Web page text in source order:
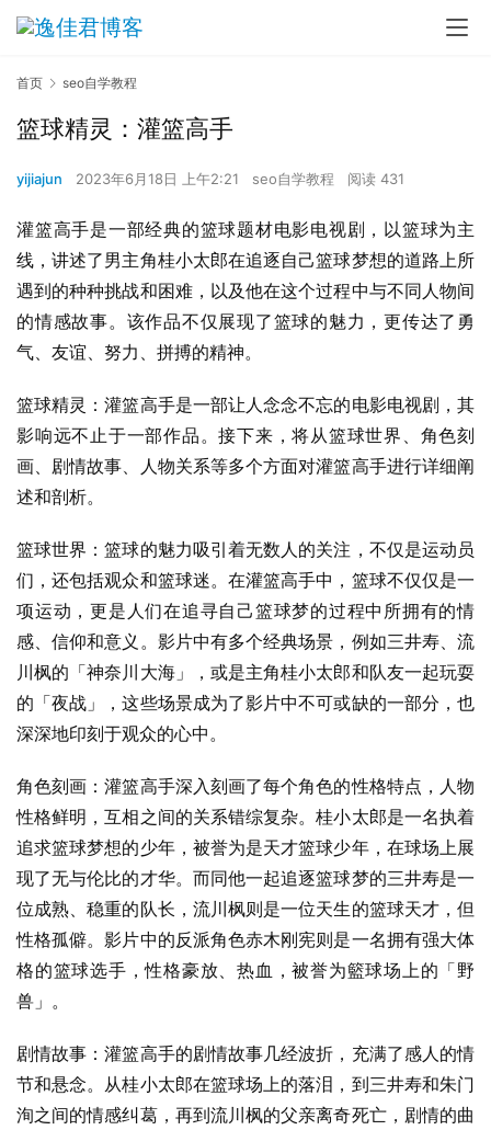
首页 seo自学教程
篮球精灵：灌篮高手
yijiajun 2023年6月18日 上午2:21 seo自学教程 阅读 431
灌篮高手是一部经典的篮球题材电影电视剧，以篮球为主
线，讲述了男主角桂小太郎在追逐自己篮球梦想的道路上所
遇到的种种挑战和困难，以及他在这个过程中与不同人物间
的情感故事。该作品不仅展现了篮球的魅力，更传达了勇
气、友谊、努力、拼搏的精神。
篮球精灵：灌篮高手是一部让人念念不忘的电影电视剧，其
影响远不止于一部作品。接下来，将从篮球世界、角色刻
画、剧情故事、人物关系等多个方面对灌篮高手进行详细阐
述和剖析。
篮球世界：篮球的魅力吸引着无数人的关注，不仅是运动员
们，还包括观众和篮球迷。在灌篮高手中，篮球不仅仅是一
项运动，更是人们在追寻自己篮球梦的过程中所拥有的情
感、信仰和意义。影片中有多个经典场景，例如三井寿、流
川枫的「神奈川大海」，或是主角桂小太郎和队友一起玩耍
的「夜战」，这些场景成为了影片中不可或缺的一部分，也
深深地印刻于观众的心中。
角色刻画：灌篮高手深入刻画了每个角色的性格特点，人物
性格鲜明，互相之间的关系错综复杂。桂小太郎是一名执着
追求篮球梦想的少年，被誉为是天才篮球少年，在球场上展
现了无与伦比的才华。而同他一起追逐篮球梦的三井寿是一
位成熟、稳重的队长，流川枫则是一位天生的篮球天才，但
性格孤僻。影片中的反派角色赤木刚宪则是一名拥有强大体
格的篮球选手，性格豪放、热血，被誉为籃球场上的「野
兽」。
剧情故事：灌篮高手的剧情故事几经波折，充满了感人的情
节和悬念。从桂小太郎在篮球场上的落泪，到三井寿和朱门
洵之间的情感纠葛，再到流川枫的父亲离奇死亡，剧情的曲